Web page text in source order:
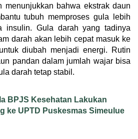
menunjukkan bahwa ekstrak daun
tubuh memproses gula lebih
insulin. Gula darah yang tadinya
darah akan lebih cepat masuk ke
diubah menjadi energi. Rutin
pandan dalam jumlah wajar bisa
darah tetap stabil.
BPJS Kesehatan Lakukan
ke UPTD Puskesmas Simeulue